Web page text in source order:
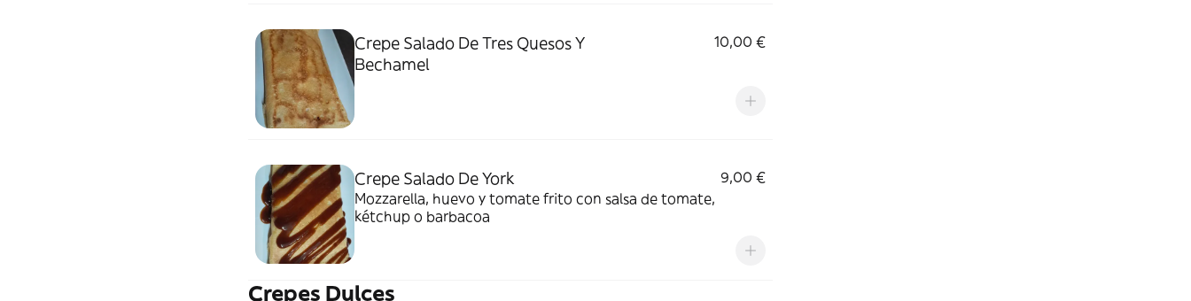
Crepe Salado De Tres Quesos Y
Bechamel
10,00 €
Crepe Salado De York
9,00 €
Mozzarella, huevo y tomate frito con salsa de tomate,
kétchup o barbacoa
Crepes Dulces